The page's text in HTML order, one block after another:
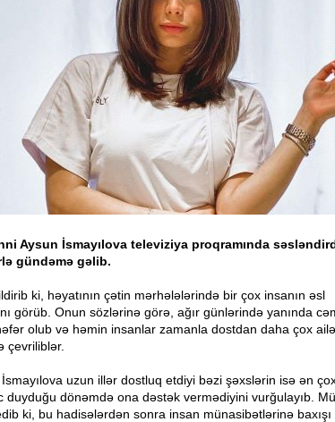
Aysun İsmayılova televiziya proqramında
gündəmə gəlib.
ki, həyatının çətin mərhələlərində bir çox insanın əsl
görüb. Onun sözlərinə görə, ağır günlərində yanında
olub və həmin insanlar zamanla dostdan daha çox ailə
çevriliblər.
uzun illər dostluq etdiyi bəzi şəxslərin isə ən
duyduğu dönəmdə ona dəstək vermədiyini vurğulayıb.
ki, bu hadisələrdən sonra insan münasibətlərinə baxışı